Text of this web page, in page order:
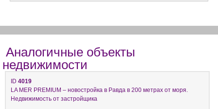
Аналогичные объекты
недвижимости
ID 4019
LA MER PREMIUM – новостройка в Равда в 200 метрах от моря.
Недвижимость от застройщика